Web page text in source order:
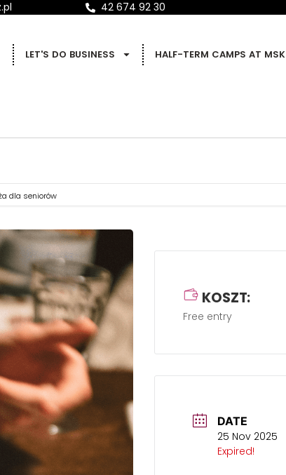
42 674 92 30
LET'S DO BUSINESS HALF-TERM CAMPS AT MSK
dla seniorów
DATE
25 Nov 2025
Expired!
KOSZT:
Free entry